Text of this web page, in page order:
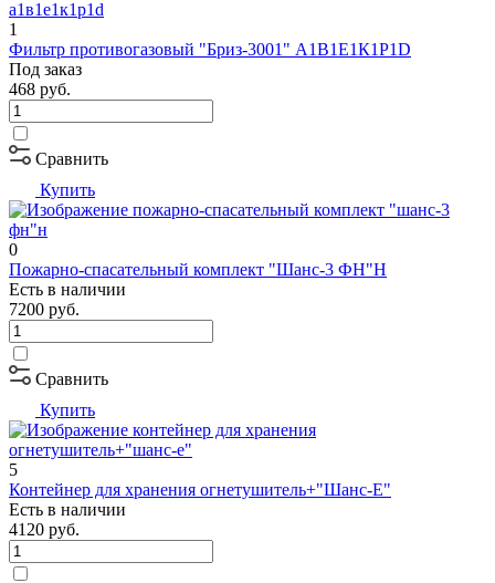
1
Фильтр противогазовый "Бриз-3001" А1В1Е1К1Р1D
Под заказ
468 руб.
Сравнить
Купить
0
Пожарно-спасательный комплект "Шанс-3 ФН"Н
Есть в наличии
7200 руб.
Сравнить
Купить
5
Контейнер для хранения огнетушитель+"Шанс-Е"
Есть в наличии
4120 руб.